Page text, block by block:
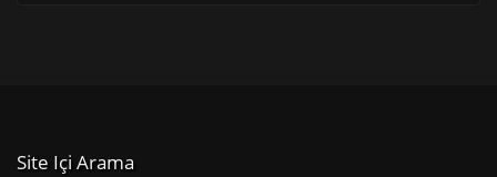
Site Içi Arama